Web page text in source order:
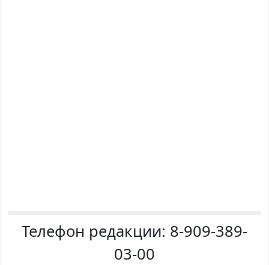
Телефон редакции: 8-909-389-
03-00